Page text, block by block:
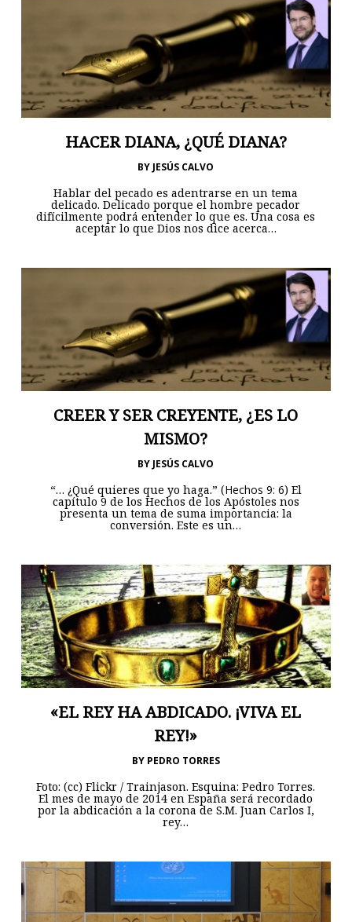
HACER DIANA, ¿QUÉ DIANA?
BY JESÚS CALVO
Hablar del pecado es adentrarse en un tema
delicado. Delicado porque el hombre pecador
difícilmente podrá entender lo que es. Una cosa es
aceptar lo que Dios nos dice acerca…
CREER Y SER CREYENTE, ¿ES LO
MISMO?
BY JESÚS CALVO
“… ¿Qué quieres que yo haga.” (Hechos 9: 6) El
capítulo 9 de los Hechos de los Apóstoles nos
presenta un tema de suma importancia: la
conversión. Este es un…
«EL REY HA ABDICADO. ¡VIVA EL
REY!»
BY PEDRO TORRES
Foto: (cc) Flickr / Trainjason. Esquina: Pedro Torres.
El mes de mayo de 2014 en España será recordado
por la abdicación a la corona de S.M. Juan Carlos I,
rey…